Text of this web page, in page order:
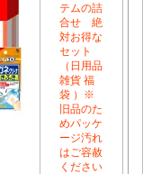
テムの詰
合せ 絶
対お得な
セット
（日用品
雑貨 福
袋 ）※
旧品のた
めパッケ
ージ汚れ
はご容赦
ください